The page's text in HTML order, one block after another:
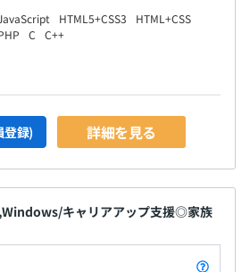
HTML5+CSS3
HTML+CSS
C
C++
登録) 詳細を見る
キャリアアップ支援◎家族